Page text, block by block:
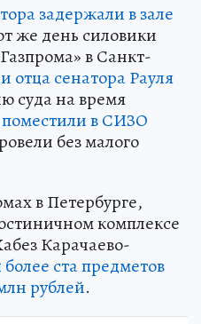
задержали в зале
же день силовики
в Санкт-
отца сенатора Рауля
суда на время
поместили в СИЗО
без малого
в Петербурге,
комплексе
Карачаево-
ста предметов
рублей.